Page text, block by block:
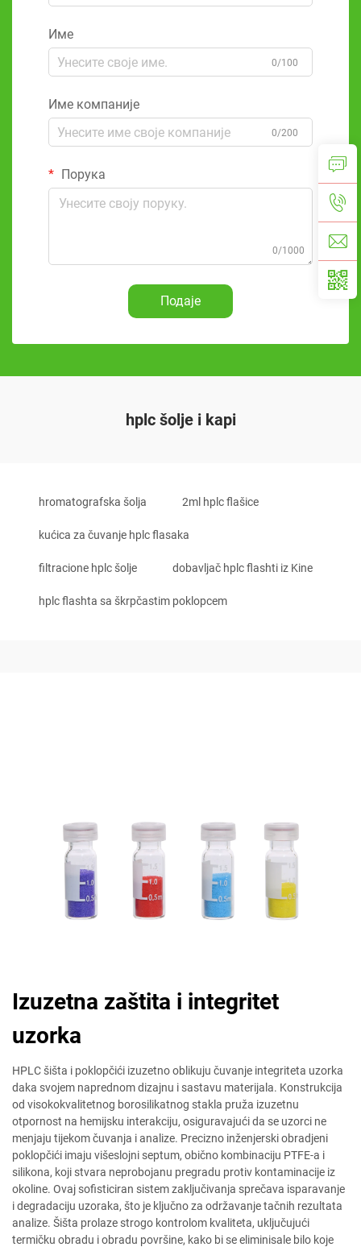
Име
0/100
Име компаније
0/200
Порука
0/1000
Подаје
hplc šolje i kapi
hromatografska šolja 2ml hplc flašice
kućica za čuvanje hplc flasaka
filtracione hplc šolje dobavljač hplc flashti iz Kine
hplc flashta sa škrpčastim poklopcem
Izuzetna zaštita i integritet
uzorka
HPLC šišta i poklopčići izuzetno oblikuju čuvanje integriteta uzorka
daka svojem naprednom dizajnu i sastavu materijala. Konstrukcija
od visokokvalitetnog borosilikatnog stakla pruža izuzetnu
otpornost na hemijsku interakciju, osiguravajući da se uzorci ne
menjaju tijekom čuvanja i analize. Precizno inženjerski obradjeni
poklopčići imaju višeslojni septum, obično kombinaciju PTFE-a i
silikona, koji stvara neprobojanu pregradu protiv kontaminacije iz
okoline. Ovaj sofisticiran sistem zaključivanja sprečava isparavanje
i degradaciju uzoraka, što je ključno za održavanje tačnih rezultata
analize. Šišta prolaze strogo kontrolom kvaliteta, uključujući
termičku obradu i obradu površine, kako bi se eliminisale bilo koje